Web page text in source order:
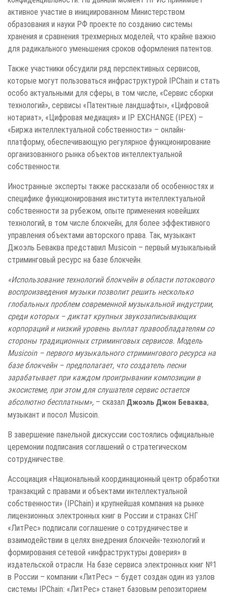
активное участие в инициированном Министерством
образования и науки РФ проекте по созданию системы
хранения и сравнения трехмерных моделей, что крайне важно
для радикального уменьшения сроков оформления патентов.
Также участники обсудили ряд перспективных сервисов,
которые могут пользоваться инфраструктурой IPChain и стать
особо актуальными для сферы, в том числе, «Сервис сборки
технологий», сервисы «Патентные ландшафты», «Цифровой
нотариат», «Цифровая медиация» и IP EXCHANGE (IPEX) –
«Биржа интеллектуальной собственности» – онлайн-
платформу, обеспечивающую регулярное функционирование
организованного рынка объектов интеллектуальной
собственности.
Иностранные эксперты также рассказали об особенностях и
специфике функционирования института интеллектуальной
собственности за рубежом, опыте применения новейших
технологий, в том числе блокчейн, для более эффективного
управления объектами авторского права. Так, музыкант
Джоэль Беваква представил Musicoin – первый музыкальный
стриминговый ресурс на базе блокчейн.
«Использование технологий блокчейн в области потокового
воспроизведения музыки позволит решить несколько
глобальных проблем современной музыкальной индустрии,
среди которых – диктат крупных звукозаписывающих
корпораций и низкий уровень выплат правообладателям со
стороны традиционных стриминговых сервисов. Модель
Musicoin – первого музыкального стримингового ресурса на
базе блокчейн – предполагает, что создатель песни
зарабатывает при каждом проигрывании композиции в
экосистеме, при этом для слушателя сервис остается
абсолютно бесплатным», – сказал Джоэль Джон Беваква,
музыкант и посол Musicoin.
В завершение панельной дискуссии состоялись официальные
церемонии подписания соглашений о стратегическом
сотрудничестве.
Ассоциация «Национальный координационный центр обработки
транзакций с правами и объектами интеллектуальной
собственности» (IPChain) и крупнейшая компания на рынке
лицензионных электронных книг в России и странах СНГ
«ЛитРес» подписали соглашение о сотрудничестве и
взаимодействии в целях внедрения блокчейн-технологий и
формирования сетевой «инфраструктуры доверия» в
издательской отрасли. На базе сервиса электронных книг №1
в России – компании «ЛитРес» – будет создан один из узлов
системы IPChain: «ЛитРес» станет базовым репозиторием